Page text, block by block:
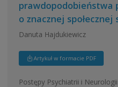
prawdopodobieństwa
o znacznej społecznej
Danuta Hajdukiewicz
Artykuł w formacie PDF
Postępy Psychiatrii i